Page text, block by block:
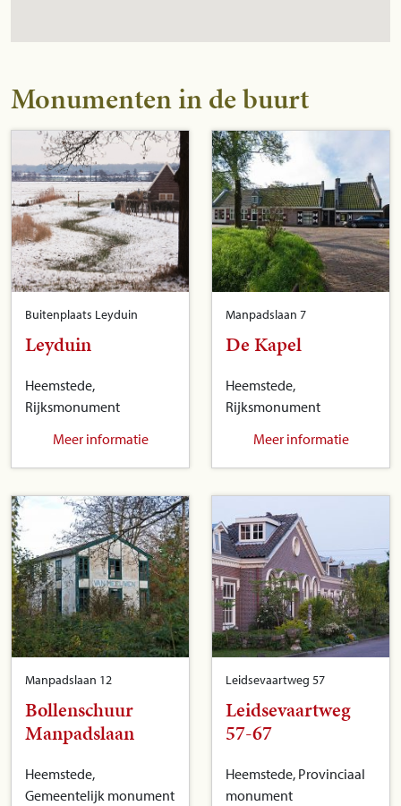
Monumenten in de buurt
Buitenplaats Leyduin
Leyduin
Heemstede,
Rijksmonument
Meer informatie
Manpadslaan 7
De Kapel
Heemstede,
Rijksmonument
Meer informatie
Manpadslaan 12
Bollenschuur
Manpadslaan
Heemstede,
Gemeentelijk monument
Leidsevaartweg 57
Leidsevaartweg
57-67
Heemstede, Provinciaal
monument